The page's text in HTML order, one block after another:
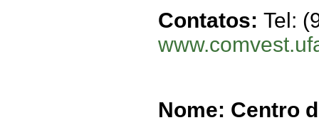
Contatos: Tel:
Nome: Centro